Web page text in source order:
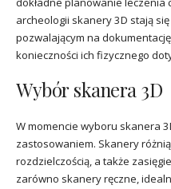
archeologii skanery 3D stają
pozwalającym na
konieczności ich fizycznego
Wybór skanera 3D
W momencie wyboru skanera
zastosowaniem. Skanery
rozdzielczością, a także
zarówno skanery ręczne,